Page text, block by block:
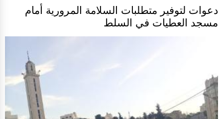
دعوات لتوفير متطلبات السلامة المرورية أمام
مسجد العطيات في السلط